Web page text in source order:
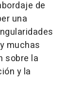
de
una
muchas
sobre la
y la